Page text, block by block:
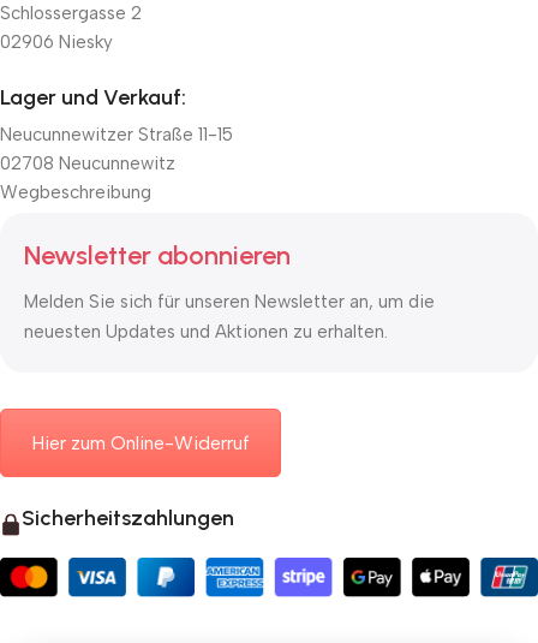
Schlossergasse 2
02906 Niesky
Lager und Verkauf:
Neucunnewitzer Straße 11-15
02708 Neucunnewitz
Wegbeschreibung
Newsletter abonnieren
Melden Sie sich für unseren Newsletter an, um die
neuesten Updates und Aktionen zu erhalten.
Hier zum Online-Widerruf
Sicherheitszahlungen